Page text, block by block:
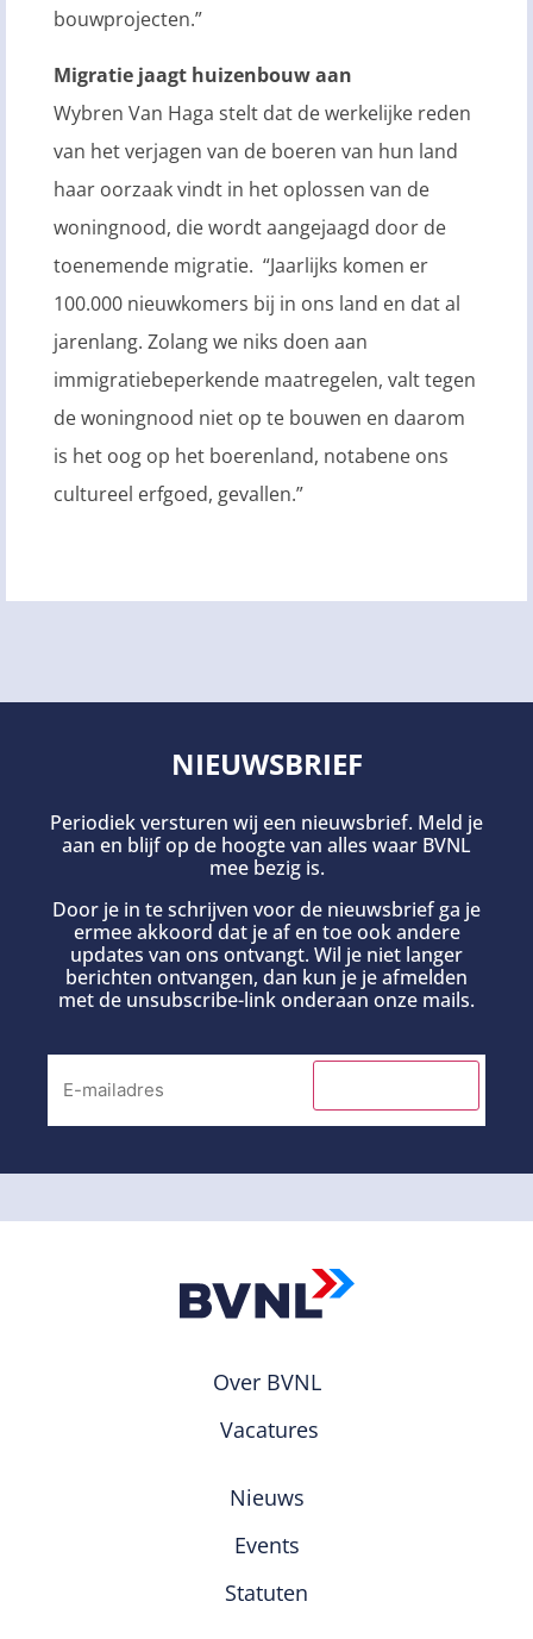
bouwprojecten.”
Migratie jaagt huizenbouw aan
Wybren Van Haga stelt dat de werkelijke reden
van het verjagen van de boeren van hun land
haar oorzaak vindt in het oplossen van de
woningnood, die wordt aangejaagd door de
toenemende migratie. “Jaarlijks komen er
100.000 nieuwkomers bij in ons land en dat al
jarenlang. Zolang we niks doen aan
immigratiebeperkende maatregelen, valt tegen
de woningnood niet op te bouwen en daarom
is het oog op het boerenland, notabene ons
cultureel erfgoed, gevallen.”
NIEUWSBRIEF
Periodiek versturen wij een nieuwsbrief. Meld je
aan en blijf op de hoogte van alles waar BVNL
mee bezig is.
Door je in te schrijven voor de nieuwsbrief ga je
ermee akkoord dat je af en toe ook andere
updates van ons ontvangt. Wil je niet langer
berichten ontvangen, dan kun je je afmelden
met de unsubscribe-link onderaan onze mails.
Over BVNL
Vacatures
Nieuws
Events
Statuten